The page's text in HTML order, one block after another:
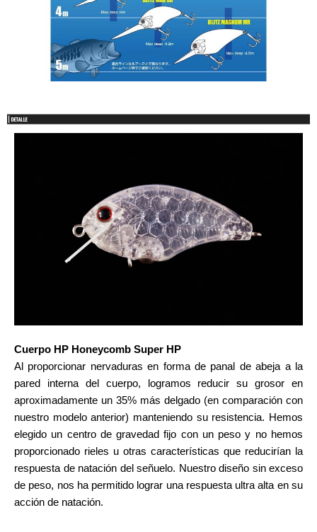
Cuerpo HP Honeycomb Super HP
Al proporcionar nervaduras en forma de panal de abeja a la
pared interna del cuerpo, logramos reducir su grosor en
aproximadamente un 35% más delgado (en comparación con
nuestro modelo anterior) manteniendo su resistencia. Hemos
elegido un centro de gravedad fijo con un peso y no hemos
proporcionado rieles u otras características que reducirían la
respuesta de natación del señuelo. Nuestro diseño sin exceso
de peso, nos ha permitido lograr una respuesta ultra alta en su
acción de natación.